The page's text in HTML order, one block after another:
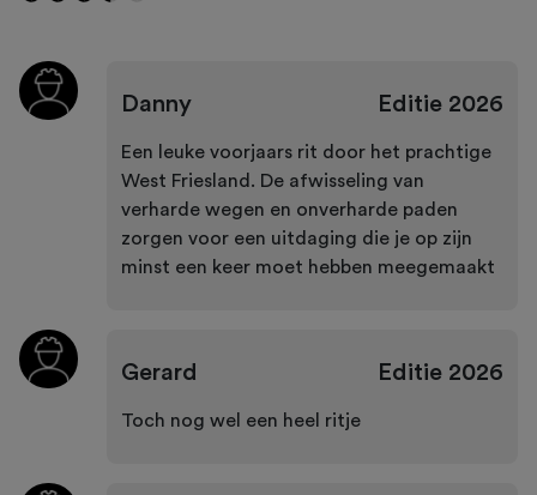
Danny Editie2026
Een leuke voorjaars rit door het prachtige
West Friesland. De afwisseling van
verharde wegen en onverharde paden
zorgen voor een uitdaging die je op zijn
minst een keer moet hebben meegemaakt
Gerard Editie2026
Toch nog wel een heel ritje